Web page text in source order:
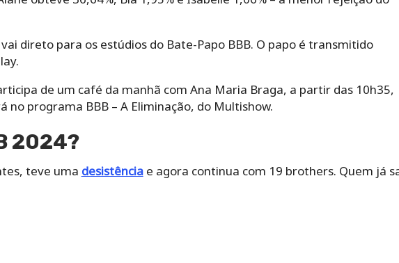
direto para os estúdios do Bate-Papo BBB. O papo é transmitido
de um café da manhã com Ana Maria Braga, a partir das 10h35,
no programa BBB – A Eliminação, do Multishow.
2024?
teve uma desistênciae agora continua com 19 brothers. Quem já